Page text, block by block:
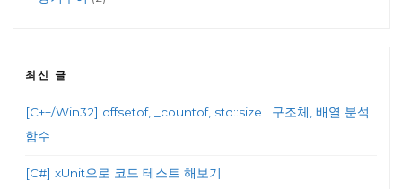
최신 글
[C++/Win32] offsetof, _countof, std::size : 구조체, 배열 분석
함수
[C#] xUnit으로 코드 테스트 해보기